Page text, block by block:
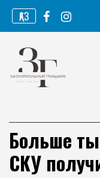
Перейти
содержимому
ҚАЗ
Больше
СКУ